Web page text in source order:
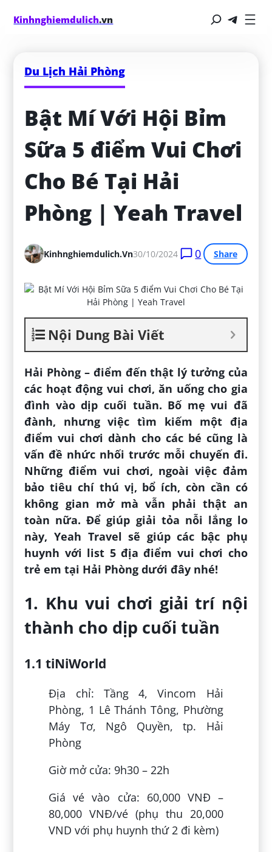
Kinhnghiemdulich.vn
Du Lịch Hải Phòng
Bật Mí Với Hội Bỉm
Sữa 5 điểm Vui Chơi
Cho Bé Tại Hải
Phòng | Yeah Travel
Kinhnghiemdulich.vn30/10/2024 0 Share
Nội Dung Bài Viết
Hải Phòng – điểm đến thật lý tưởng của
các hoạt động vui chơi, ăn uống cho gia
đình vào dịp cuối tuần. Bố mẹ vui đã
đành, nhưng việc tìm kiếm một địa
điểm vui chơi dành cho các bé cũng là
vấn đề nhức nhối trước mỗi chuyến đi.
Những điểm vui chơi, ngoài việc đảm
bảo tiêu chí thú vị, bổ ích, còn cần có
không gian mở mà vẫn phải thật an
toàn nữa. Để giúp giải tỏa nỗi lắng lo
này, Yeah Travel sẽ giúp các bậc phụ
huynh với list 5 địa điểm vui chơi cho
trẻ em tại Hải Phòng dưới đây nhé!
1. Khu vui chơi giải trí nội
thành cho dịp cuối tuần
1.1 tiNiWorld
Địa chỉ: Tầng 4, Vincom Hải
Phòng, 1 Lê Thánh Tông, Phường
Máy Tơ, Ngô Quyền, tp. Hải
Phòng
Giờ mở cửa: 9h30 – 22h
Giá vé vào cửa: 60,000 VNĐ –
80,000 VNĐ/vé (phụ thu 20,000
VND với phụ huynh thứ 2 đi kèm)